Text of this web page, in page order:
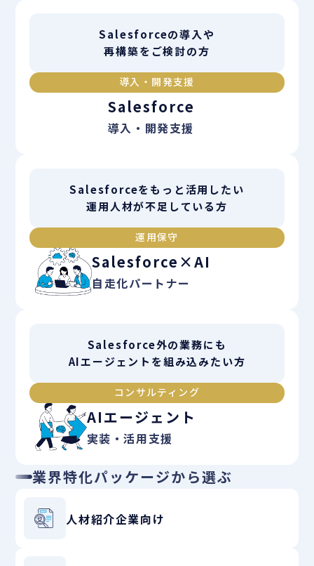
Salesforceの導入や
再構築をご検討の方
導入・開発支援
Salesforce
導入・開発支援
Salesforceをもっと活用したい
運用人材が不足している方
運用保守
Salesforce×AI
自走化パートナー
Salesforce外の業務にも
AIエージェントを組み込みたい方
コンサルティング
AIエージェント
実装・活用支援
業界特化パッケージから選ぶ
人材紹介企業向け